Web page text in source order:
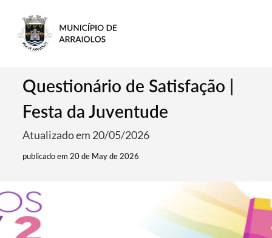
Questionário de Satisfação |
Festa da Juventude
Atualizado em 20/05/2026
publicado em 20 de May de 2026